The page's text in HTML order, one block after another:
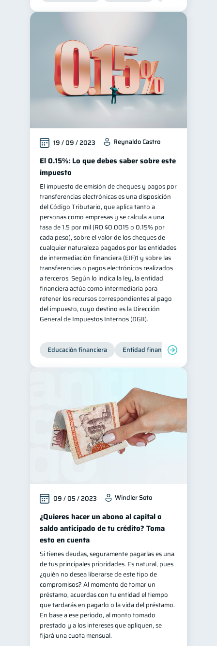
Inversiones 2
Finanzas Personales
Finanzas en Pareja 1
Educación Financiera 1
Fraudes Mipymes
Información financiera
Gasto responsable 1
19 / 09 / 2023 Reynaldo Castro
El 0.15%: Lo que debes saber sobre este
impuesto
El impuesto de emisión de cheques y pagos por
transferencias electrónicas es una disposición
del Código Tributario, que aplica tanto a
personas como empresas y se calcula a una
tasa de 1.5 por mil (RD $0.0015 o 0.15% por
cada peso), sobre el valor de los cheques de
cualquier naturaleza pagados por las entidades
de intermediación financiera (EIF)1 y sobre las
transferencias o pagos electrónicos realizados
a terceros. Según lo indica la ley, la entidad
financiera actúa como intermediaria para
retener los recursos correspondientes al pago
del impuesto, cuyo destino es la Dirección
General de Impuestos Internos (DGII).
Educación financiera Entidad financiera
09 / 05 / 2023 Windler Soto
¿Quieres hacer un abono al capital o
saldo anticipado de tu crédito? Toma
esto en cuenta
Si tienes deudas, seguramente pagarlas es una
de tus principales prioridades. Es natural, pues
¿quién no desea liberarse de este tipo de
compromisos? Al momento de tomar un
préstamo, acuerdas con tu entidad el tiempo
que tardarás en pagarlo o la vida del préstamo.
En base a ese período, al monto tomado
prestado y a los intereses que apliquen, se
fijará una cuota mensual.